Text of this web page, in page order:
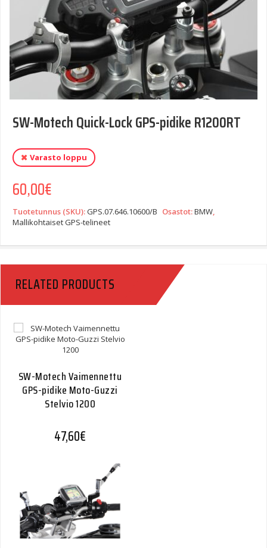
SW-Motech Quick-Lock GPS-pidike R1200RT
Varasto loppu
60,00€
Tuotetunnus (SKU):GPS.07.646.10600/B Osastot:BMW,
Mallikohtaiset GPS-telineet
RELATED PRODUCTS
SW-Motech Vaimennettu
GPS-pidike Moto-Guzzi
Stelvio 1200
47,60€